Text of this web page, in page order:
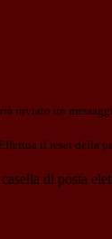
inviato un
il reset della
di posta